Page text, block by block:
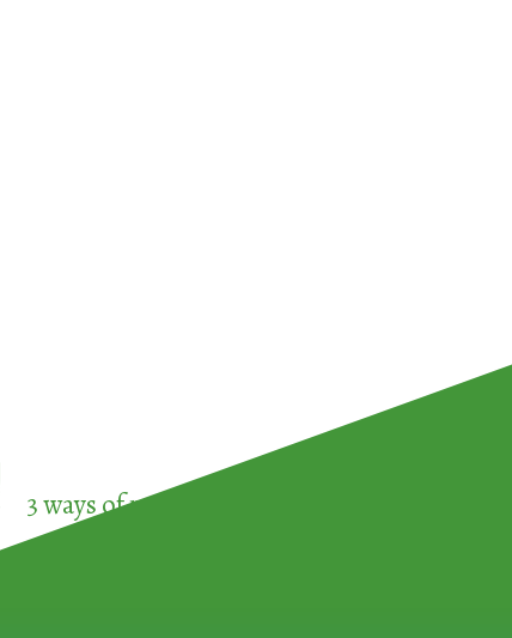
3 ways of participating in the